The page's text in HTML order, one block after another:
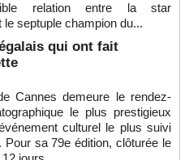
relation entre la star
le septuple champion du...
qui ont fait
Cannes demeure le rendez-
le plus prestigieux
culturel le plus suivi
Pour sa 79e édition, clôturée le